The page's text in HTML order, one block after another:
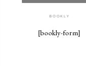
BOOKLY
[bookly-form]